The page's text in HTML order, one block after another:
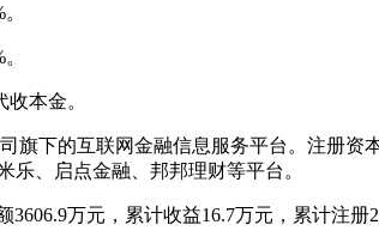
本金。
的互联网金融信息服务平台。注册资
乐、启点金融、邦邦理财等平台。
万元，累计收益16.7万元，累计注册